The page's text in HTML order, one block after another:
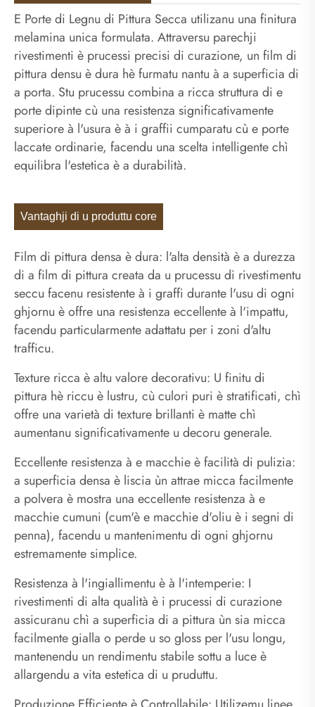
E Porte di Legnu di Pittura Secca utilizanu una finitura
melamina unica formulata. Attraversu parechji
rivestimenti è prucessi precisi di curazione, un film di
pittura densu è dura hè furmatu nantu à a superficia di
a porta. Stu prucessu combina a ricca struttura di e
porte dipinte cù una resistenza significativamente
superiore à l'usura è à i graffii cumparatu cù e porte
laccate ordinarie, facendu una scelta intelligente chì
equilibra l'estetica è a durabilità.
Vantaghji di u produttu core
Film di pittura densa è dura: l'alta densità è a durezza
di a film di pittura creata da u prucessu di rivestimentu
seccu facenu resistente à i graffi durante l'usu di ogni
ghjornu è offre una resistenza eccellente à l'impattu,
facendu particularmente adattatu per i zoni d'altu
trafficu.
Texture ricca è altu valore decorativu: U finitu di
pittura hè riccu è lustru, cù culori puri è stratificati, chì
offre una varietà di texture brillanti è matte chì
aumentanu significativamente u decoru generale.
Eccellente resistenza à e macchie è facilità di pulizia:
a superficia densa è liscia ùn attrae micca facilmente
a polvera è mostra una eccellente resistenza à e
macchie cumuni (cum'è e macchie d'oliu è i segni di
penna), facendu u mantenimentu di ogni ghjornu
estremamente simplice.
Resistenza à l'ingiallimentu è à l'intemperie: I
rivestimenti di alta qualità è i prucessi di curazione
assicuranu chì a superficia di a pittura ùn sia micca
facilmente gialla o perde u so gloss per l'usu longu,
mantenendu un rendimentu stabile sottu a luce è
allargendu a vita estetica di u pruduttu.